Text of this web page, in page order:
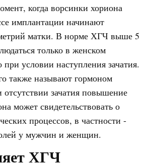
когда ворсинки хориона
имплантации начинают
матки. В норме ХГЧ выше 5
только в женском
при условии наступления зачатия.
также называют гормоном
зачатия повышение
может свидетельствовать о
процессов, в частности -
у мужчин и женщин.
ХГЧ